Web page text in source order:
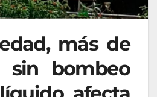
más de
sin bombeo